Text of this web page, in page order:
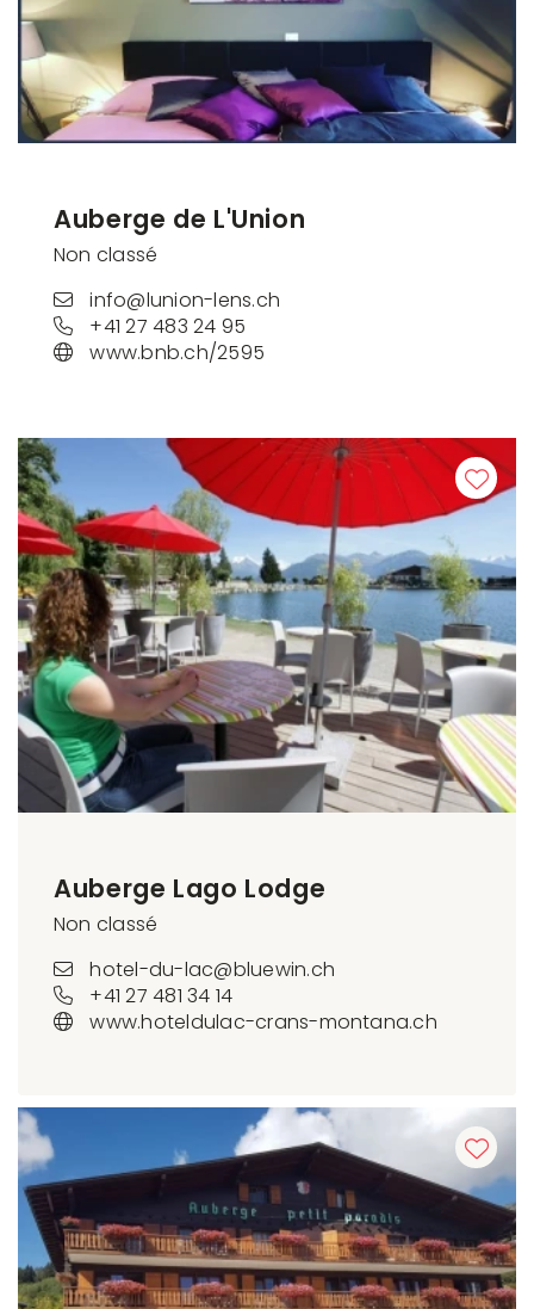
Auberge de L'Union
Non classé
info@lunion-lens.ch
+41 27 483 24 95
www.bnb.ch/2595
Auberge Lago Lodge
Non classé
hotel-du-lac@bluewin.ch
+41 27 481 34 14
www.hoteldulac-crans-montana.ch